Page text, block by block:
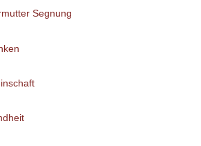
Segnung